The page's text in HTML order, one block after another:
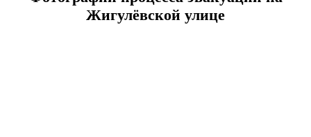
Жигулёвской улице